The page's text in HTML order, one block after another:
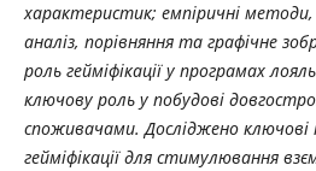
характе­ристик; емпіричні
аналіз, порівняння та графічне
роль гейміфікації у програмах
ключову роль у побудові
споживачами. Досліджено ключові
гейміфікації для стимулювання